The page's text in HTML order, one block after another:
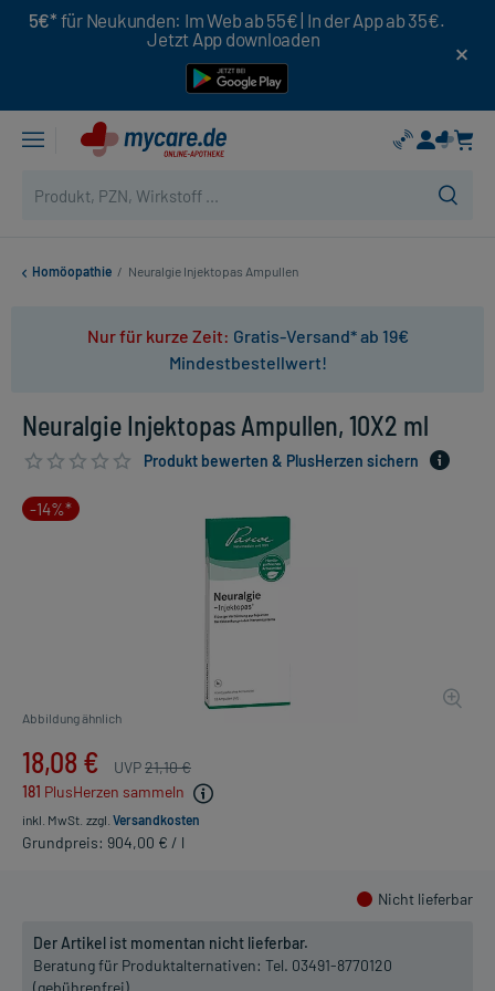
5€* für Neukunden: Im Web ab 55€ | In der App ab 35€.
Jetzt App downloaden
Homöopathie / Neuralgie Injektopas Ampullen
Nur für kurze Zeit: Gratis-Versand* ab 19€
Mindestbestellwert!
Neuralgie Injektopas Ampullen, 10X2 ml
Produkt bewerten & PlusHerzen sichern
-14%*
Abbildung ähnlich
18,08 € UVP21,10 €
181 PlusHerzen sammeln
inkl. MwSt. zzgl. Versandkosten
Grundpreis: 904,00 € / l
Nicht lieferbar
Der Artikel ist momentan nicht lieferbar.
Beratung für Produktalternativen: Tel. 03491-8770120
(gebührenfrei)